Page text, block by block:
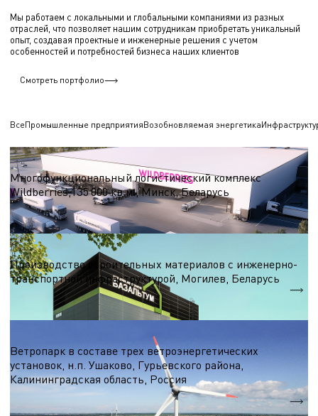
Мы работаем с локальными и глобальными компаниями из разных
отраслей, что позволяет нашим сотрудникам приобретать уникальный
опыт, создавая проектные и инженерные решения с учетом
особенностей и потребностей бизнеса наших клиентов
Смотреть портфолио
ВсеПромышленные предприятияВозобновляемая энергетика
Логистические центры и склады
Многофункциональный логистический комплекс
Wildberries,135 000 кв.м., Минск, Беларусь
S = 135 000 кв.м.
Строительные материалы
Производство строительных материалов с инженерно-
транспортной инфраструктурой, Могилев, Беларусь
S = 7 000 м.кв.
Ветропарк в составе трех ветроэнергетических
установок, н.п. Ушаково, Гурьевского района,
Калининградская область, Россия